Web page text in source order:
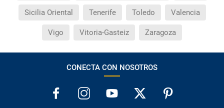
Sicilia Oriental Tenerife Toledo Valencia
Vigo Vitoria-Gasteiz Zaragoza
CONECTA CON NOSOTROS